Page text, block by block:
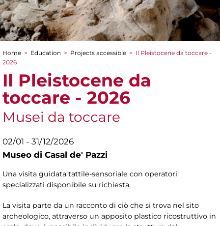
You are here
Home > Education > Projects accessible > Il Pleistocene da toccare -
2026
Il Pleistocene da
toccare - 2026
Musei da toccare
02/01 - 31/12/2026
Museo di Casal de' Pazzi
Una visita guidata tattile-sensoriale con operatori
specializzati disponibile su richiesta.
La visita parte da un racconto di ciò che si trova nel sito
archeologico, attraverso un apposito plastico ricostruttivo in